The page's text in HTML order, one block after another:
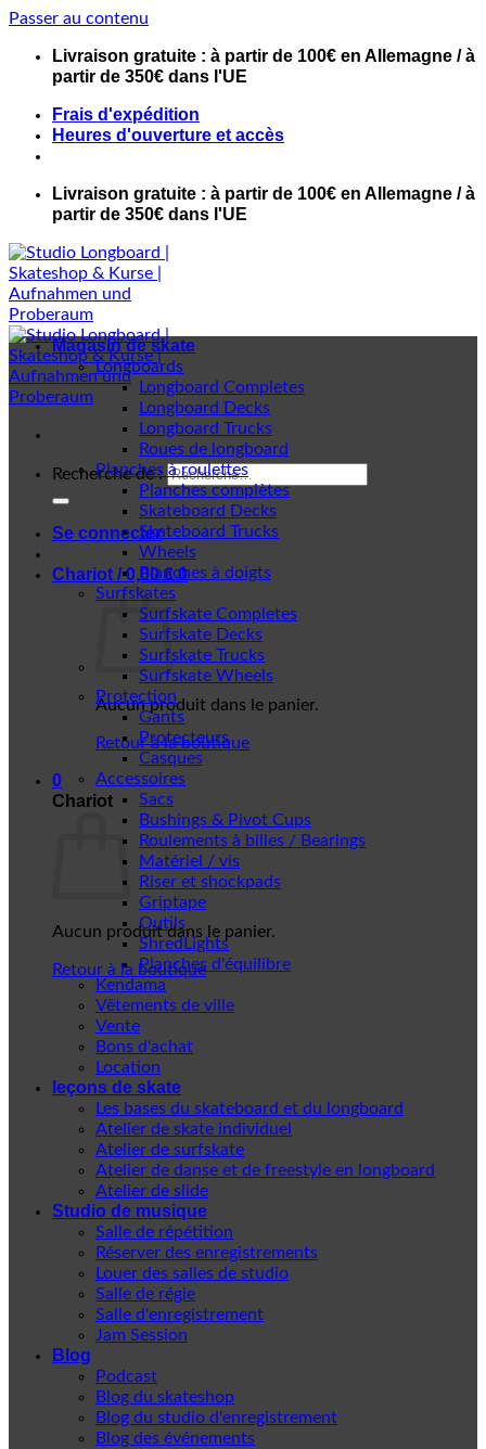
Passer au contenu
Livraison gratuite : à partir de 100€ en Allemagne / à
partir de 350€ dans l'UE
Frais d'expédition
Heures d'ouverture et accès
Livraison gratuite : à partir de 100€ en Allemagne / à
partir de 350€ dans l'UE
Recherche de :
Se connecter
Chariot /0,00€ 0
Aucun produit dans le panier.
Retour à la boutique
0
Chariot
Aucun produit dans le panier.
Retour à la boutique
Magasin de skate
Longboards
Longboard Completes
Longboard Decks
Longboard Trucks
Roues de longboard
Planches à roulettes
Planches complètes
Skateboard Decks
Skateboard Trucks
Wheels
Planches à doigts
Surfskates
Surfskate Completes
Surfskate Decks
Surfskate Trucks
Surfskate Wheels
Protection
Gants
Protecteurs
Casques
Accessoires
Sacs
Bushings & Pivot Cups
Roulements à billes / Bearings
Matériel / vis
Riser et shockpads
Griptape
Outils
ShredLights
Planches d'équilibre
Kendama
Vêtements de ville
Vente
Bons d'achat
Location
leçons de skate
Les bases du skateboard et du longboard
Atelier de skate individuel
Atelier de surfskate
Atelier de danse et de freestyle en longboard
Atelier de slide
Studio de musique
Salle de répétition
Réserver des enregistrements
Louer des salles de studio
Salle de régie
Salle d'enregistrement
Jam Session
Blog
Podcast
Blog du skateshop
Blog du studio d'enregistrement
Blog des événements